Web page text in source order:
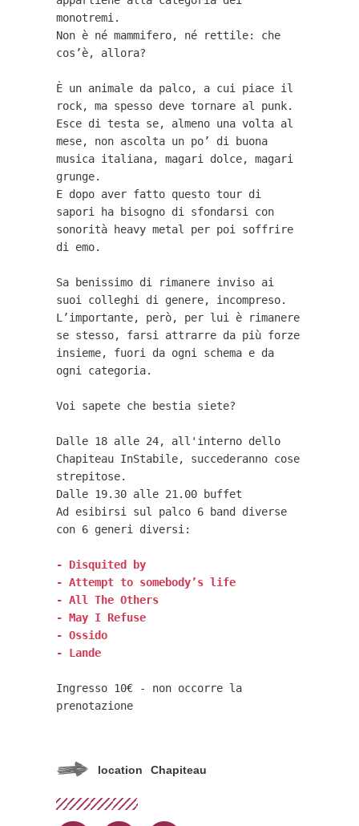
monotremi.
Non è né mammifero, né rettile: che
cos’è, allora?
È un animale da palco, a cui piace il
rock, ma spesso deve tornare al punk.
Esce di testa se, almeno una volta al
mese, non ascolta un po’ di buona
musica italiana, magari dolce, magari
grunge.
E dopo aver fatto questo tour di
sapori ha bisogno di sfondarsi con
sonorità heavy metal per poi soffrire
di emo.
Sa benissimo di rimanere inviso ai
suoi colleghi di genere, incompreso.
L’importante, però, per lui è rimanere
se stesso, farsi attrarre da più forze
insieme, fuori da ogni schema e da
ogni categoria.
Voi sapete che bestia siete?
Dalle 18 alle 24, all'interno dello
Chapiteau InStabile, succederanno cose
strepitose.
Dalle 19.30 alle 21.00 buffet
Ad esibirsi sul palco 6 band diverse
con 6 generi diversi:
- Disquited by
- Attempt to somebody’s life
- All The Others
- May I Refuse
- Ossido
- Lande
Ingresso 10€ - non occorre la
prenotazione
location Chapiteau